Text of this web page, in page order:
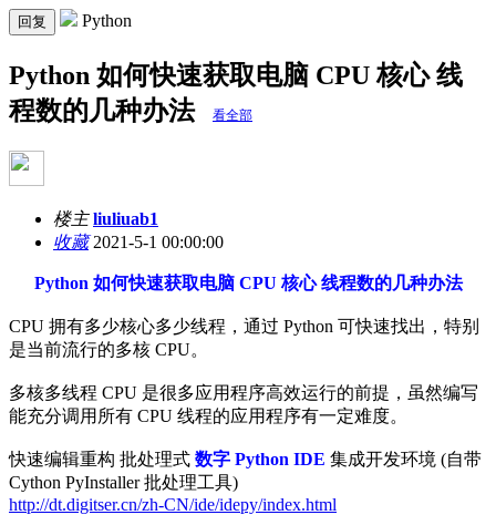
回复 Python
Python 如何快速获取电脑 CPU 核心 线
程数的几种办法
看全部
楼主 liuliuab1
收藏2021-5-1 00:00:00
Python 如何快速获取电脑 CPU 核心 线程数的几种办法
CPU 拥有多少核心多少线程，通过 Python 可快速找出，特别
是当前流行的多核 CPU。
多核多线程 CPU 是很多应用程序高效运行的前提，虽然编写
能充分调用所有 CPU 线程的应用程序有一定难度。
快速编辑重构 批处理式 数字 Python IDE 集成开发环境 (自带
Cython PyInstaller 批处理工具)
http://dt.digitser.cn/zh-CN/ide/idepy/index.html